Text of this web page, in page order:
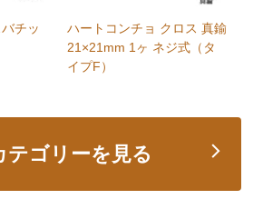
チッ
ハートコンチョ クロス 真鍮
21×21mm 1ヶ ネジ式（タ
イプF）
テゴリーを見る